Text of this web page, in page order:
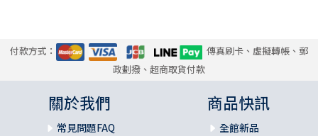
付款方式：
傳真刷卡、虛擬轉帳、郵
政劃撥、超商取貨付款
關於我們
常見問題FAQ
商品快訊
全館新品